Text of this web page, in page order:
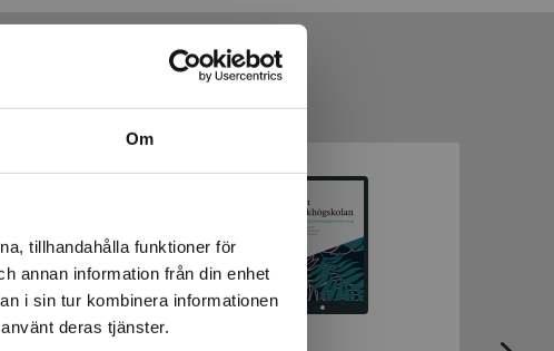
Om
tillhandahålla funktioner för
annan information från din enhet
i sin tur kombinera informationen
deras tjänster.
en